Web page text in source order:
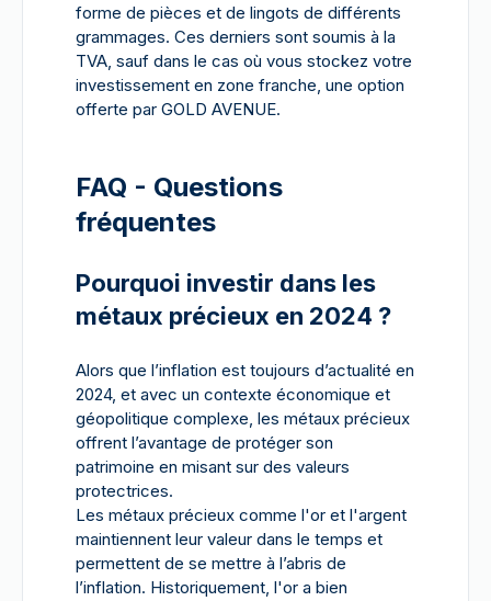
forme de pièces et de lingots de différents
grammages. Ces derniers sont soumis à la
TVA, sauf dans le cas où vous stockez votre
investissement en zone franche, une option
offerte par GOLD AVENUE.
FAQ - Questions
fréquentes
Pourquoi investir dans les
métaux précieux en 2024 ?
Alors que l’inflation est toujours d’actualité en
2024, et avec un contexte économique et
géopolitique complexe, les métaux précieux
offrent l’avantage de protéger son
patrimoine en misant sur des valeurs
protectrices.
Les métaux précieux comme l'or et l'argent
maintiennent leur valeur dans le temps et
permettent de se mettre à l’abris de
l’inflation. Historiquement, l'or a bien